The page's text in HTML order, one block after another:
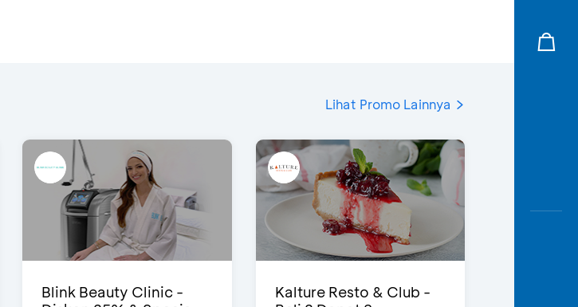
Lihat Promo Lainnya
Blink Beauty Clinic -
Kalture Resto & Club -